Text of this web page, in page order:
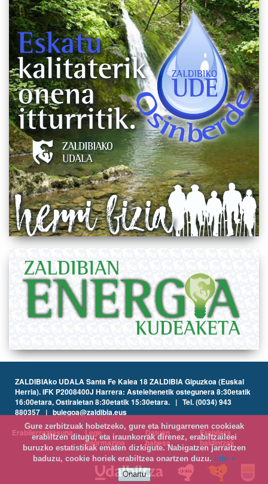
ZALDIBIAko UDALA Santa Fe Kalea 18 ZALDIBIA Gipuzkoa (Euskal
Herria). IFK P2008400J Harrera: Astelehenetik ostegunera 8:30etatik
16:00etara, Ostiraletan 8:30etatik 15:30etara. | Tel. (0034) 943
880357 | bulegoa@zaldibia.eus
Erabilerraztasuna
Lege
informazioa
Datuen
babesa
Erabilera
baldintzak
Gure zerbitzuak hobetzeko, gure eta hirugarrenen cookieak
erabiltzen ditugu, eta iraunkorrak direnez, erabiltzaileei
buruzko estatistikak ematen dizkigute. Nabigatzen jarraitzen
baduzu, cookie horiek erabiltzea onartzen duzu. info +